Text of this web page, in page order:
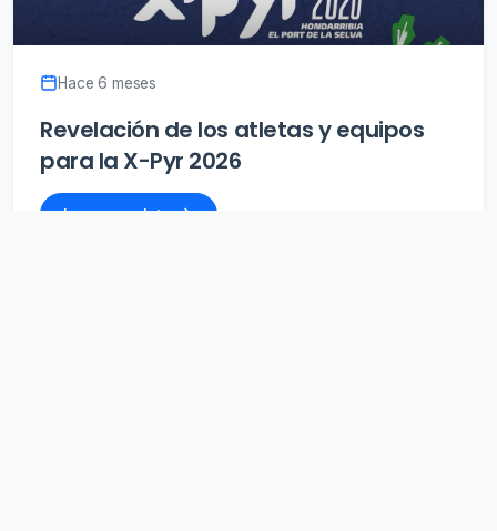
Hace 6 meses
Revelación de los atletas y equipos
para la X-Pyr 2026
Leer completo